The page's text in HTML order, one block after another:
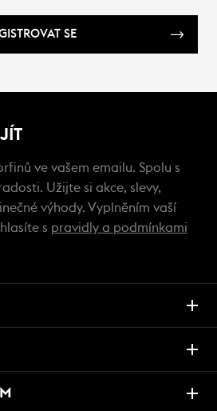
SE
ve vašem emailu. Spolu s
Užijte si akce, slevy,
výhody. Vyplněním vaší
s pravidly a podmínkami